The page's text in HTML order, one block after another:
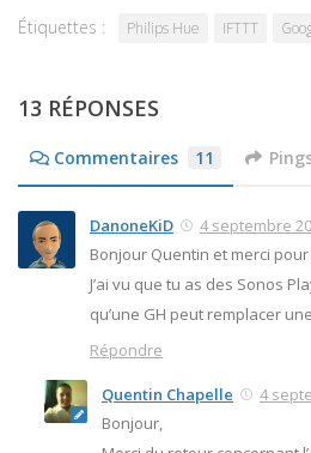
Étiquettes : Philips Hue IFTTT
13 RÉPONSES
Commentaires 11
DanoneKiD
4 septembre
Bonjour Quentin et merci
J’ai vu que tu as des Sonos
qu’une GH peut remplacer
Répondre
Quentin Chapelle
4
Bonjour,